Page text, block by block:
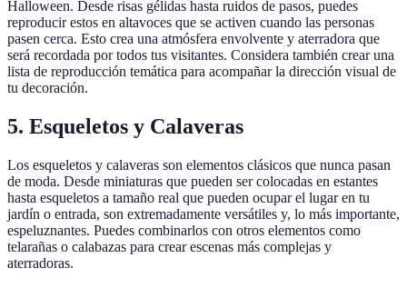
Halloween. Desde risas gélidas hasta ruidos de pasos, puedes
reproducir estos en altavoces que se activen cuando las personas
pasen cerca. Esto crea una atmósfera envolvente y aterradora que
será recordada por todos tus visitantes. Considera también crear una
lista de reproducción temática para acompañar la dirección visual de
tu decoración.
5. Esqueletos y Calaveras
Los esqueletos y calaveras son elementos clásicos que nunca pasan
de moda. Desde miniaturas que pueden ser colocadas en estantes
hasta esqueletos a tamaño real que pueden ocupar el lugar en tu
jardín o entrada, son extremadamente versátiles y, lo más importante,
espeluznantes. Puedes combinarlos con otros elementos como
telarañas o calabazas para crear escenas más complejas y
aterradoras.